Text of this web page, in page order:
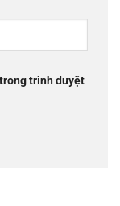
trình duyệt